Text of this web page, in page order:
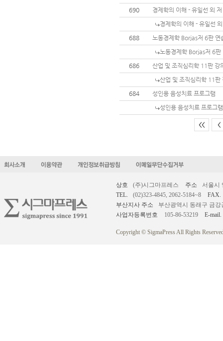
690
경제학의 이해 - 유일선 외
경제학의 이해 - 유일선
688
노동경제학 Borjas저 6판 연
노동경제학 Borjas저 6판
686
산업 및 조직심리학 11판 강
산업 및 조직심리학 11판
684
성인용 음성치료 프로그램
성인용 음성치료 프로그램
<< <
상호 (주)시그마프레스 주소
서울시
TEL.
(02)323-4845, 2062-5184~8
FAX.
부산지사 주소
부산광역시 동래구 금강
사업자등록번호
105-86-53219 E-mail.
Copyright © SigmaPress All Rights